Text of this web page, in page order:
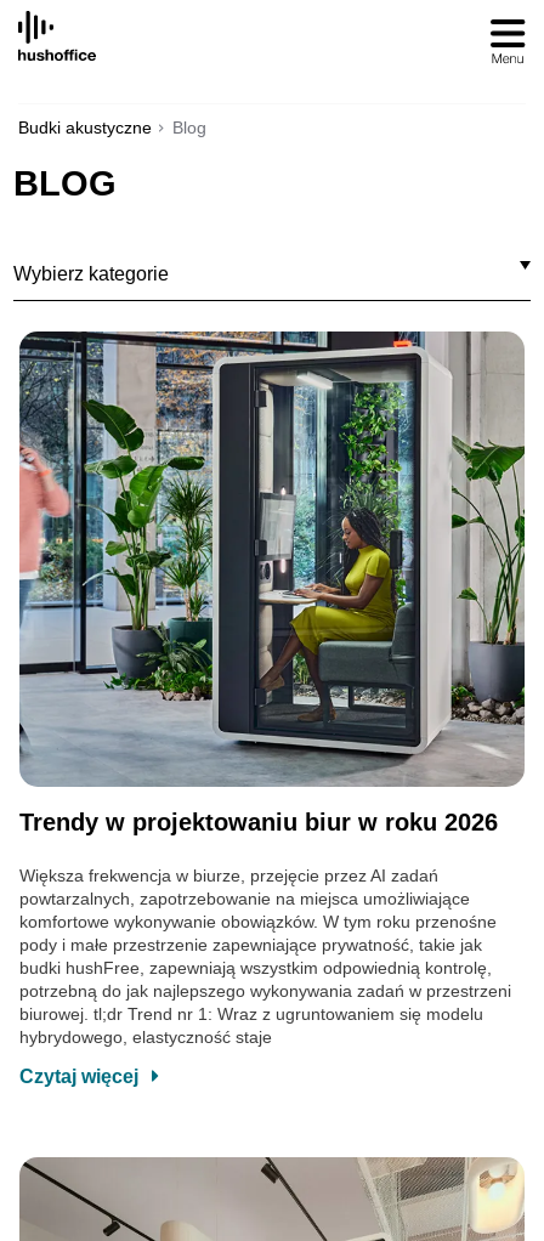
SKIP
CONTENT
Budki akustyczne Blog
BLOG
Wybierz kategorie
Trendy w projektowaniu biur w roku 2026
Większa frekwencja w biurze, przejęcie przez AI zadań
powtarzalnych, zapotrzebowanie na miejsca umożliwiające
komfortowe wykonywanie obowiązków. W tym roku przenośne
pody i małe przestrzenie zapewniające prywatność, takie jak
budki hushFree, zapewniają wszystkim odpowiednią kontrolę,
potrzebną do jak najlepszego wykonywania zadań w przestrzeni
biurowej. tl;dr Trend nr 1: Wraz z ugruntowaniem się modelu
hybrydowego, elastyczność staje
Czytaj więcej